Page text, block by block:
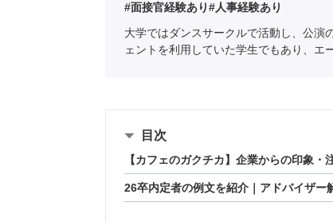
#面接官経験あり#人事経験あり
大学ではダンスサークルで活動し、公演
ェントを利用していた学生でもあり、
目次
【カフェのガクチカ】企業からの印象
26卒内定者の例文を紹介｜アドバイザー